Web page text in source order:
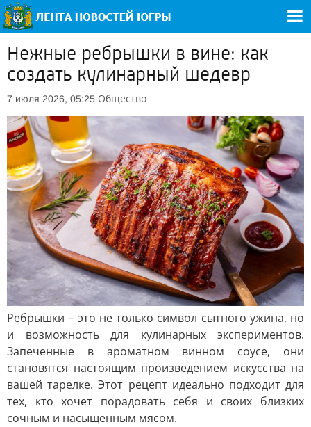
Нежные ребрышки в вине: как
создать кулинарный шедевр
7 июля 2026, 05:25 Общество
Ребрышки – это не только символ сытного ужина, но
и возможность для кулинарных экспериментов.
Запеченные в ароматном винном соусе, они
становятся настоящим произведением искусства на
вашей тарелке. Этот рецепт идеально подходит для
тех, кто хочет порадовать себя и своих близких
сочным и насыщенным мясом.